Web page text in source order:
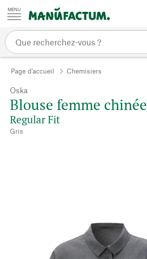
Passer au contenu
Page d'accueil Chemisiers
Oska
Blouse femme chinée
Regular Fit
Gris